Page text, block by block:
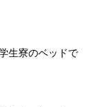
生寮のベッドで